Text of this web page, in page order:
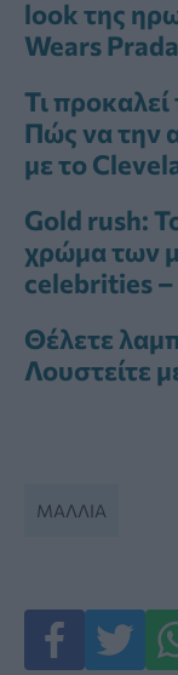
look της
Wears
Τι
Πώς να την
με το
Gold rush:
χρώμα των
celebrities –
Θέλετε
Λουστείτε
ΜΑΛΛΙΆ